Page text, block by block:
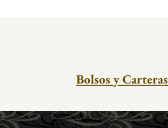
Bolsos y Carteras